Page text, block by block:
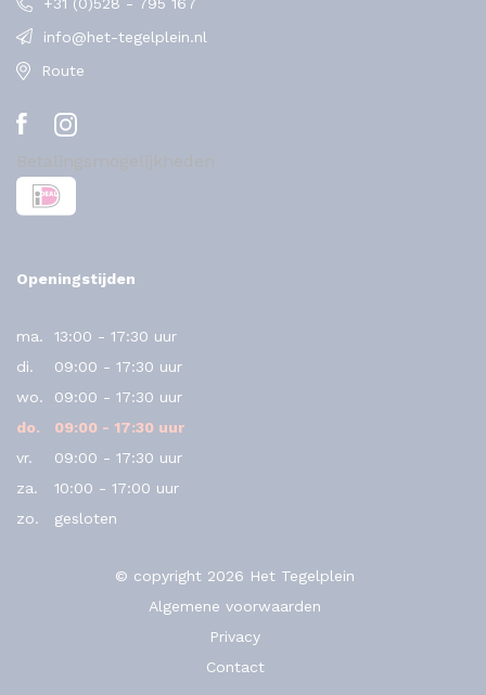
info@het-tegelplein.nl
Route
Openingstijden
ma.
13:00 - 17:30 uur
di.
09:00 - 17:30 uur
wo.
09:00 - 17:30 uur
do.
09:00 - 17:30 uur
vr.
09:00 - 17:30 uur
za.
10:00 - 17:00 uur
zo.
gesloten
© copyright 2026 Het Tegelplein
Algemene voorwaarden
Privacy
Contact